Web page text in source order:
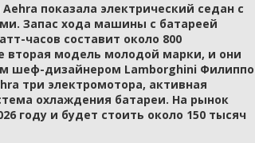
показала электрический седан с
Запас хода машины с батареей
часов составит около 800
вторая модель молодой марки, и они
шеф-дизайнером Lamborghini Филиппо
три электромотора, активная
охлаждения батареи. На рынок
году и будет стоить около 150 тысяч